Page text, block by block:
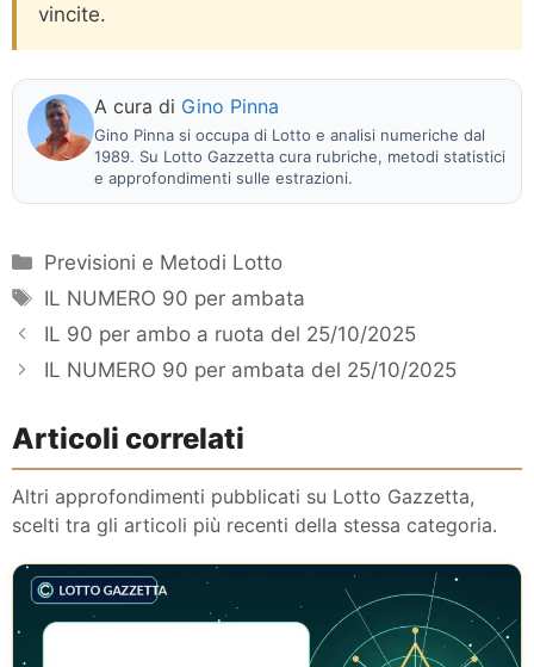
vincite.
A cura di Gino Pinna
Gino Pinna si occupa di Lotto e analisi numeriche dal
1989. Su Lotto Gazzetta cura rubriche, metodi statistici
e approfondimenti sulle estrazioni.
Categorie
Previsioni e Metodi Lotto
Tag
IL NUMERO 90 per ambata
IL 90 per ambo a ruota del 25/10/2025
IL NUMERO 90 per ambata del 25/10/2025
Articoli correlati
Altri approfondimenti pubblicati su Lotto Gazzetta,
scelti tra gli articoli più recenti della stessa categoria.